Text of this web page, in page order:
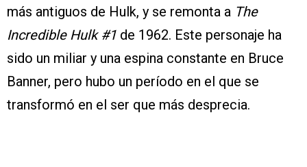
más antiguos de Hulk, y se remonta a The
Incredible Hulk #1 de 1962. Este personaje ha
sido un miliar y una espina constante en Bruce
Banner, pero hubo un período en el que se
transformó en el ser que más desprecia.